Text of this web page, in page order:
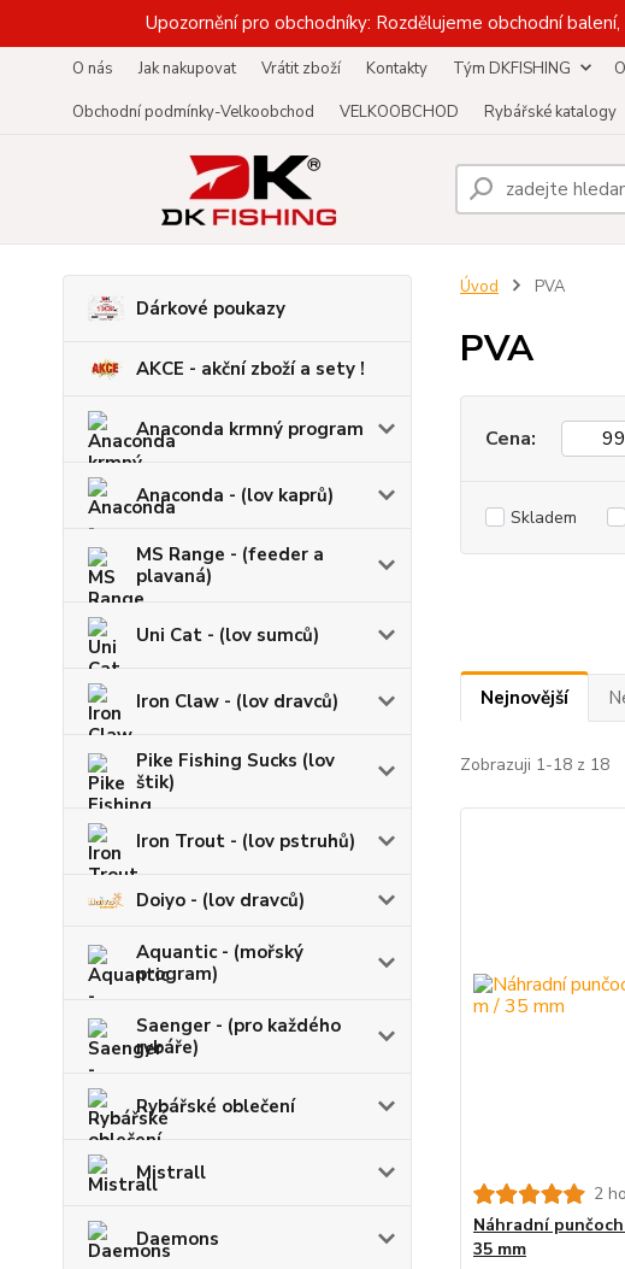
Upozornění pro obchodníky: Rozdělujeme obchodní
O nás Jak nakupovat Vrátit zboží Kontakty Tým DKFISHING
Obchodní podmínky-Velkoobchod
VELKOOBCHOD Rybářské katalogy
Dárkové poukazy
AKCE - akční zboží a sety !
Anaconda krmný program
Anaconda - (lov kaprů)
MS Range - (feeder a
plavaná)
Uni Cat - (lov sumců)
Iron Claw - (lov dravců)
Pike Fishing Sucks (lov
štik)
Iron Trout - (lov pstruhů)
Doiyo - (lov dravců)
Aquantic - (mořský
program)
Saenger - (pro každého
rybáře)
Rybářské oblečení
Mistrall
Daemons
Úvod PVA
PVA
Cena:
Skladem
Nejnovější
Zobrazuji 1-18 z 18
2
Náhradní
35 mm